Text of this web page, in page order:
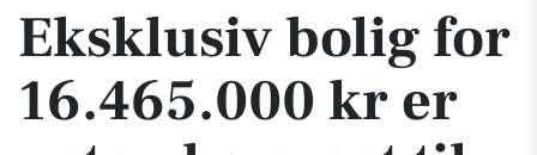
Eksklusiv bolig for
16.465.000 kr er